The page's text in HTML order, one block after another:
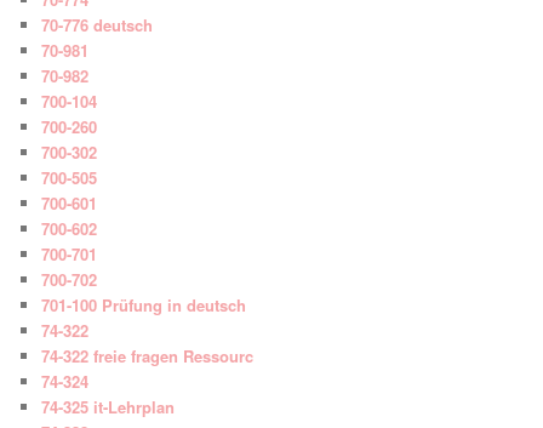
70-776 deutsch
70-981
70-982
700-104
700-260
700-302
700-505
700-601
700-602
700-701
700-702
701-100 Prüfung in deutsch
74-322
74-322 freie fragen Ressourc
74-324
74-325 it-Lehrplan